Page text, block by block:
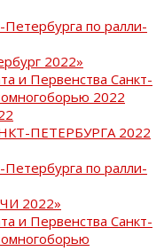
Петербурга по ралли-
2022»
и Первенства Санкт-
2022
ПЕТЕРБУРГА 2022
Петербурга по ралли-
2022»
и Первенства Санкт-